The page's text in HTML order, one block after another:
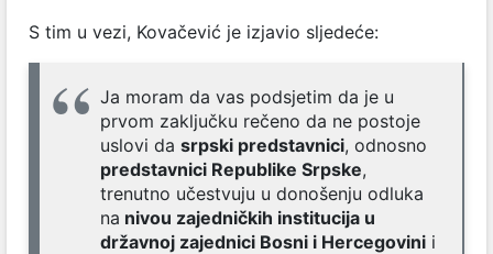
S tim u vezi, Kovačević je izjavio sljedeće:
Ja moram da vas podsjetim da je u
prvom zaključku rečeno da ne postoje
uslovi da srpski predstavnici, odnosno
predstavnici Republike Srpske,
trenutno učestvuju u donošenju odluka
na nivou zajedničkih institucija u
državnoj zajednici Bosni i Hercegovini i